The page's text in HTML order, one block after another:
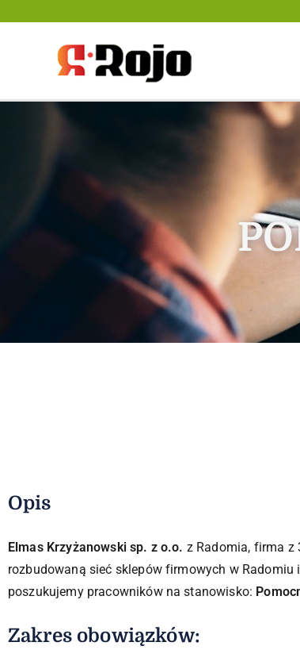
między
Opis
Elmas Krzyżanowski sp. z o.o. z Radomia, firma
rozbudowaną sieć sklepów firmowych w
poszukujemy pracowników na stanowisko:
Zakres obowiązków:​